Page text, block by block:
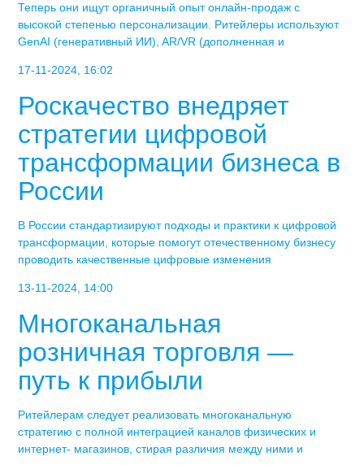
Теперь они ищут органичный опыт онлайн-продаж с
высокой степенью персонализации. Ритейлеры используют
GenAI (генеративный ИИ), AR/VR (дополненная и
17-11-2024, 16:02
Роскачество внедряет
стратегии цифровой
трансформации бизнеса в
России
В России стандартизируют подходы и практики к цифровой
трансформации, которые помогут отечественному бизнесу
проводить качественные цифровые изменения
13-11-2024, 14:00
Многоканальная
розничная торговля —
путь к прибыли
Ритейлерам следует реализовать многоканальную
стратегию с полной интеграцией каналов физических и
интернет- магазинов, стирая различия между ними и